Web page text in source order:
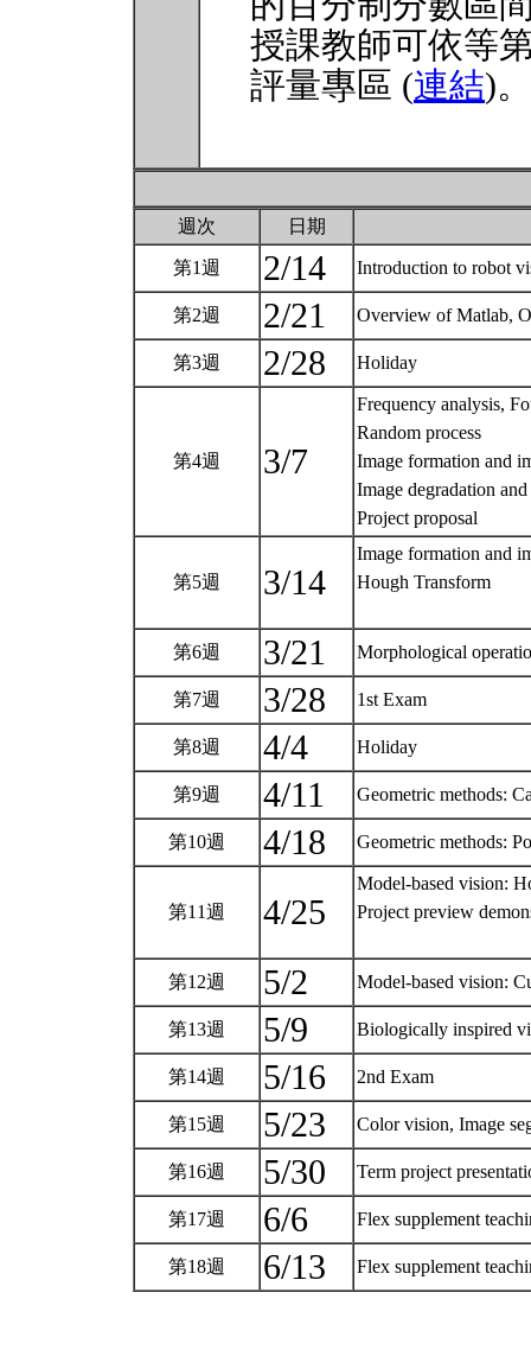
授課教師可依等
評量專區 (連結)。
週次 日期
第1週 2/14 Introduction to robot
第2週 2/21 Overview of Matlab,
第3週 2/28 Holiday
第4週 3/7
Frequency analysis,
Random process
Image formation and
Image degradation
Project proposal
第5週 3/14
Image formation and
Hough Transform
第6週 3/21 Morphological
第7週 3/28 1st Exam
第8週 4/4 Holiday
第9週 4/11 Geometric methods:
第10週 4/18 Geometric methods:
第11週 4/25
Model-based vision:
Project preview
第12週 5/2 Model-based vision:
第13週 5/9 Biologically inspired
第14週 5/16 2nd Exam
第15週 5/23 Color vision, Image
第16週 5/30 Term project
第17週 6/6 Flex supplement
第18週 6/13 Flex supplement